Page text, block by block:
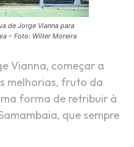
de Jorge Vianna para
– Foto: Wilter Moreira
Vianna, começar a
melhorias, fruto da
forma de retribuir à
que sempre